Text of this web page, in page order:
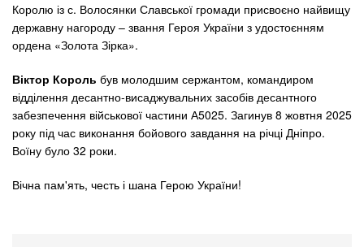
Королю із с. Волосянки Славської громади присвоєно найвищу
державну нагороду – звання Героя України з удостоєнням
ордена «Золота Зірка».
Віктор Король був молодшим сержантом, командиром
відділення десантно-висаджувальних засобів десантного
забезпечення військової частини А5025. Загинув 8 жовтня 2025
року під час виконання бойового завдання на річці Дніпро.
Воїну було 32 роки.
Вічна пам'ять, честь і шана Герою України!